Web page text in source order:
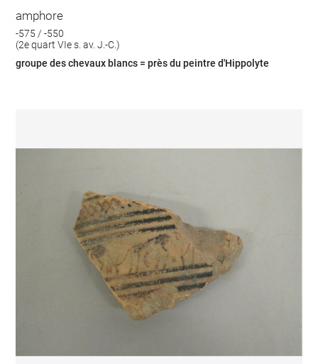
amphore
-575 / -550
(2e quart VIe s. av. J.-C.)
groupe des chevaux blancs = près du peintre d'Hippolyte